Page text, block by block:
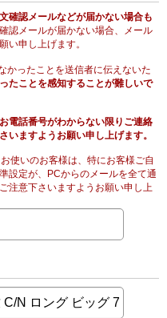
確認メールなどが届かない場合も
認メールが届かない場合、メール
い申し上げます。
かったことを送信者に伝えないた
たことを感知することが難しいで
電話番号がわからない限りご連絡
いますようお願い申し上げます。
使いのお客様は、特にお客様ご自
設定が、PCからのメールを全て通
注意下さいますようお願い申し上